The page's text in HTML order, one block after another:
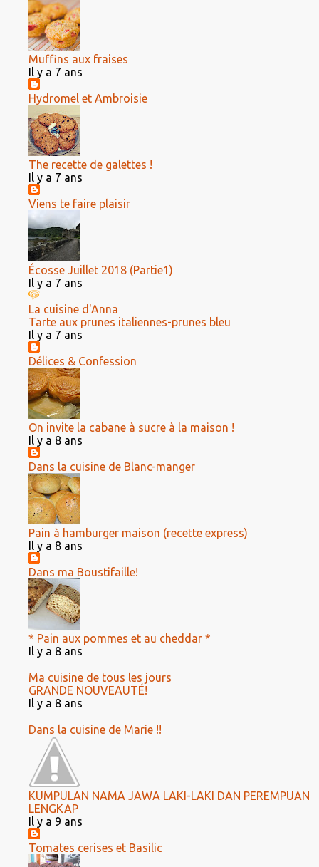
Muffins aux fraises
Il y a 7 ans
Hydromel et Ambroisie
The recette de galettes !
Il y a 7 ans
Viens te faire plaisir
Écosse Juillet 2018 (Partie1)
Il y a 7 ans
La cuisine d'Anna
Tarte aux prunes italiennes-prunes bleu
Il y a 7 ans
Délices & Confession
On invite la cabane à sucre à la maison !
Il y a 8 ans
Dans la cuisine de Blanc-manger
Pain à hamburger maison (recette express)
Il y a 8 ans
Dans ma Boustifaille!
* Pain aux pommes et au cheddar *
Il y a 8 ans
Ma cuisine de tous les jours
GRANDE NOUVEAUTÉ!
Il y a 8 ans
Dans la cuisine de Marie !!
KUMPULAN NAMA JAWA LAKI-LAKI DAN PEREMPUAN
LENGKAP
Il y a 9 ans
Tomates cerises et Basilic